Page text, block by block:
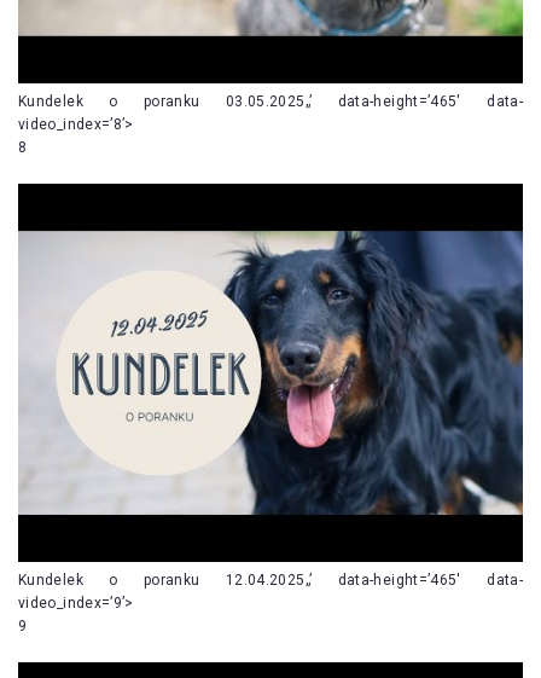
Kundelek o poranku 03.05.2025„’ data-height=’465′ data-
video_index=’8’>
8
Kundelek o poranku 12.04.2025„’ data-height=’465′ data-
video_index=’9’>
9